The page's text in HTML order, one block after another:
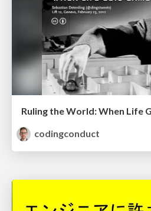
Ruling the World: When Life
codingconduct